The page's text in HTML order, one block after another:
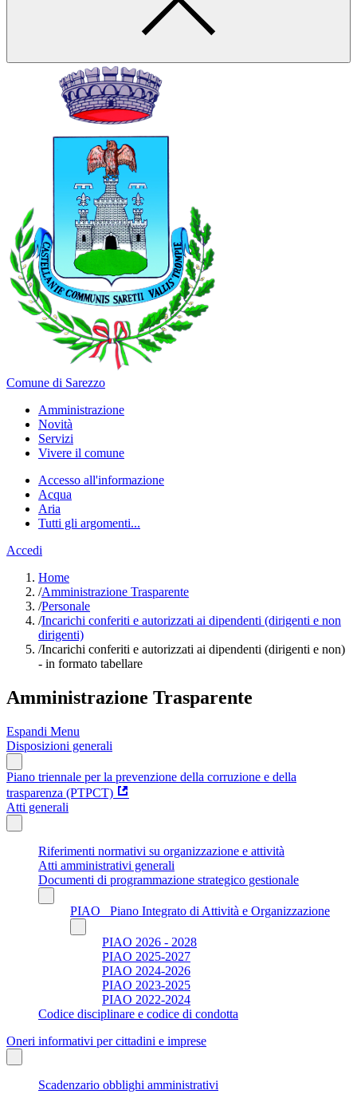
Comune di Sarezzo
Amministrazione
Novità
Servizi
Vivere il comune
Accesso all'informazione
Acqua
Aria
Tutti gli argomenti...
Accedi
Home
/Amministrazione Trasparente
/Personale
/Incarichi conferiti e autorizzati ai dipendenti (dirigenti e non
dirigenti)
/Incarichi conferiti e autorizzati ai dipendenti (dirigenti e non)
- in formato tabellare
Amministrazione Trasparente
Espandi Menu
Disposizioni generali
Piano triennale per la prevenzione della corruzione e della
trasparenza (PTPCT)
Atti generali
Riferimenti normativi su organizzazione e attività
Atti amministrativi generali
Documenti di programmazione strategico gestionale
PIAO_ Piano Integrato di Attività e Organizzazione
PIAO 2026 - 2028
PIAO 2025-2027
PIAO 2024-2026
PIAO 2023-2025
PIAO 2022-2024
Codice disciplinare e codice di condotta
Oneri informativi per cittadini e imprese
Scadenzario obblighi amministrativi